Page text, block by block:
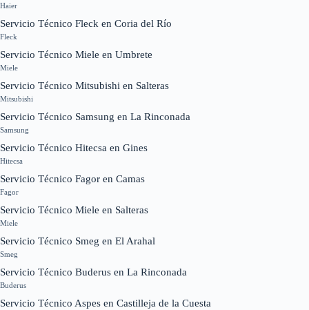
Haier
Servicio Técnico Fleck en Coria del Río
Fleck
Servicio Técnico Miele en Umbrete
Miele
Servicio Técnico Mitsubishi en Salteras
Mitsubishi
Servicio Técnico Samsung en La Rinconada
Samsung
Servicio Técnico Hitecsa en Gines
Hitecsa
Servicio Técnico Fagor en Camas
Fagor
Servicio Técnico Miele en Salteras
Miele
Servicio Técnico Smeg en El Arahal
Smeg
Servicio Técnico Buderus en La Rinconada
Buderus
Servicio Técnico Aspes en Castilleja de la Cuesta